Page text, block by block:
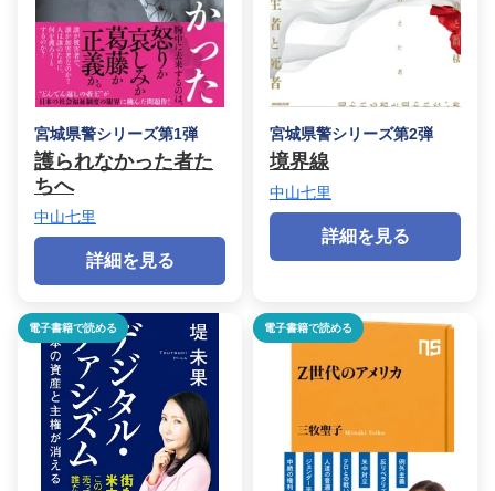
宮城県警シリーズ第1弾
護られなかった者た
ちへ
中山七里
詳細を見る
宮城県警シリーズ第2弾
境界線
中山七里
詳細を見る
電子書籍で読める 電子書籍で読める